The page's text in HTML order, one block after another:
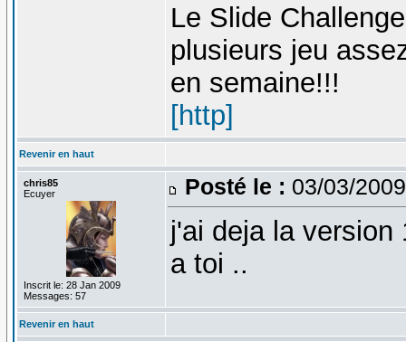
Le Slide
plusieurs jeu
en semaine!!!
[http]
Revenir en haut
chris85
Ecuyer
Inscrit le: 28 Jan 2009
Messages: 57
Posté le : 03/03/
j'ai deja la
a toi ..
Revenir en haut